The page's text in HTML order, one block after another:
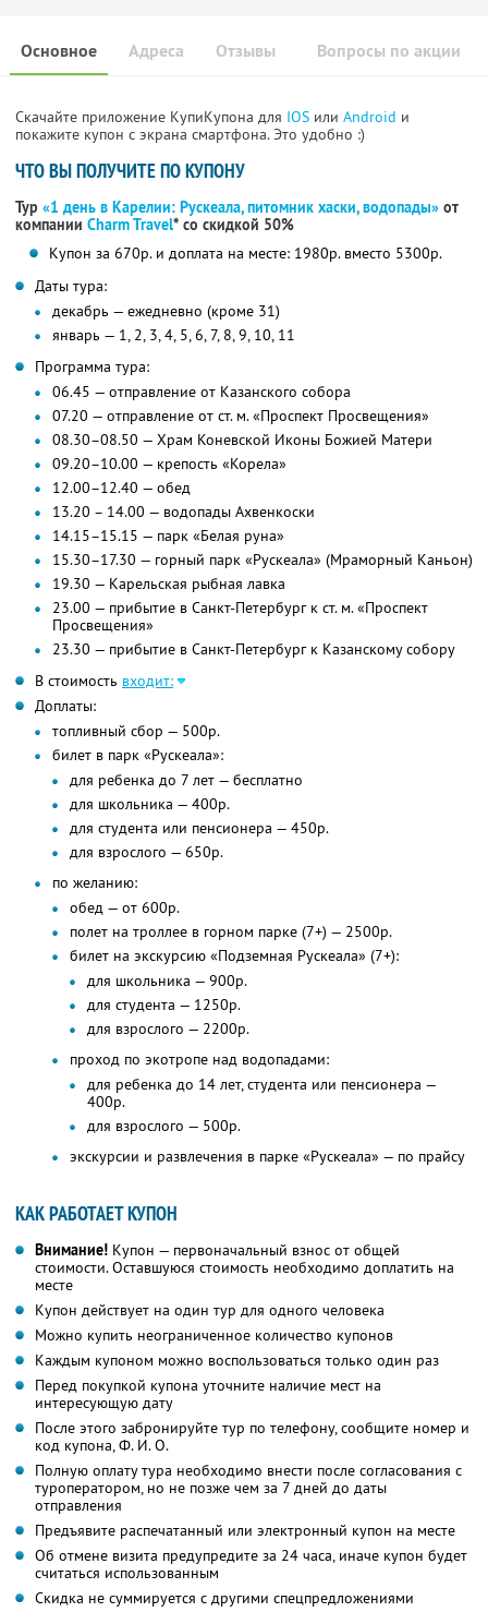
Основное Отзывы Вопросы по акции
Адреса
Скачайте приложение КупиКупона для IOS или Android и
покажите купон с экрана смартфона. Это удобно :)
ЧТО ВЫ ПОЛУЧИТЕ ПО КУПОНУ
Тур «1 день в Карелии: Рускеала, питомник хаски, водопады» от
компании Charm Travel* со скидкой 50%
Купон за 670р. и доплата на месте: 1980р. вместо 5300р.
Даты тура:
декабрь — ежедневно (кроме 31)
январь — 1, 2, 3, 4, 5, 6, 7, 8, 9, 10, 11
Программа тура:
06.45 — отправление от Казанского собора
07.20 — отправление от ст. м. «Проспект Просвещения»
08.30–08.50 — Храм Коневской Иконы Божией Матери
09.20–10.00 — крепость «Корела»
12.00–12.40 — обед
13.20 – 14.00 — водопады Ахвенкоски
14.15–15.15 — парк «Белая руна»
15.30–17.30 — горный парк «Рускеала» (Мраморный Каньон)
19.30 — Карельская рыбная лавка
23.00 — прибытие в Санкт-Петербург к ст. м. «Проспект
Просвещения»
23.30 — прибытие в Санкт-Петербург к Казанскому собору
В стоимость входит:
Доплаты:
топливный сбор — 500р.
билет в парк «Рускеала»:
для ребенка до 7 лет — бесплатно
для школьника — 400р.
для студента или пенсионера — 450р.
для взрослого — 650р.
по желанию:
обед — от 600р.
полет на троллее в горном парке (7+) — 2500р.
билет на экскурсию «Подземная Рускеала» (7+):
для школьника — 900р.
для студента — 1250р.
для взрослого — 2200р.
проход по экотропе над водопадами:
для ребенка до 14 лет, студента или пенсионера —
400р.
для взрослого — 500р.
экскурсии и развлечения в парке «Рускеала» — по прайсу
КАК РАБОТАЕТ КУПОН
Внимание! Купон — первоначальный взнос от общей
стоимости. Оставшуюся стоимость необходимо доплатить на
месте
Купон действует на один тур для одного человека
Можно купить неограниченное количество купонов
Каждым купоном можно воспользоваться только один раз
Перед покупкой купона уточните наличие мест на
интересующую дату
После этого забронируйте тур по телефону, сообщите номер и
код купона,Ф. И. О.
Полную оплату тура необходимо внести после согласования с
туроператором, но не позже чем за 7 дней до даты
отправления
Предъявите распечатанный или электронный купон на месте
Об отмене визита предупредите за 24 часа, иначе купон будет
считаться использованным
Скидка не суммируется с другими спецпредложениями